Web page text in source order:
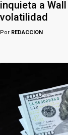
inquieta a
volatilidad
Por REDACCION